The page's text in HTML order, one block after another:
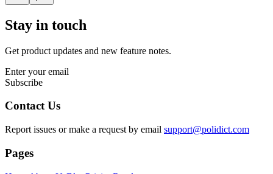
Stay in touch
Get product updates and new feature notes.
Enter your email
Subscribe
Contact Us
Report issues or make a request by email support@polidict.com
Pages